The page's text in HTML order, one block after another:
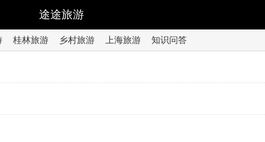
途途旅游
桂林旅游 乡村旅游 上海旅游 知识问答